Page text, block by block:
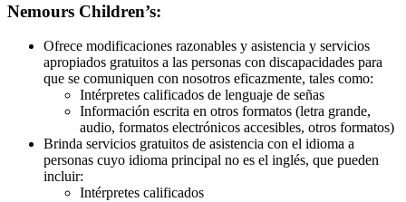
Nemours Children’s:
Ofrece modificaciones razonables y asistencia y servicios
apropiados gratuitos a las personas con discapacidades para
que se comuniquen con nosotros eficazmente, tales como:
Intérpretes calificados de lenguaje de señas
Información escrita en otros formatos (letra grande,
audio, formatos electrónicos accesibles, otros formatos)
Brinda servicios gratuitos de asistencia con el idioma a
personas cuyo idioma principal no es el inglés, que pueden
incluir:
Intérpretes calificados